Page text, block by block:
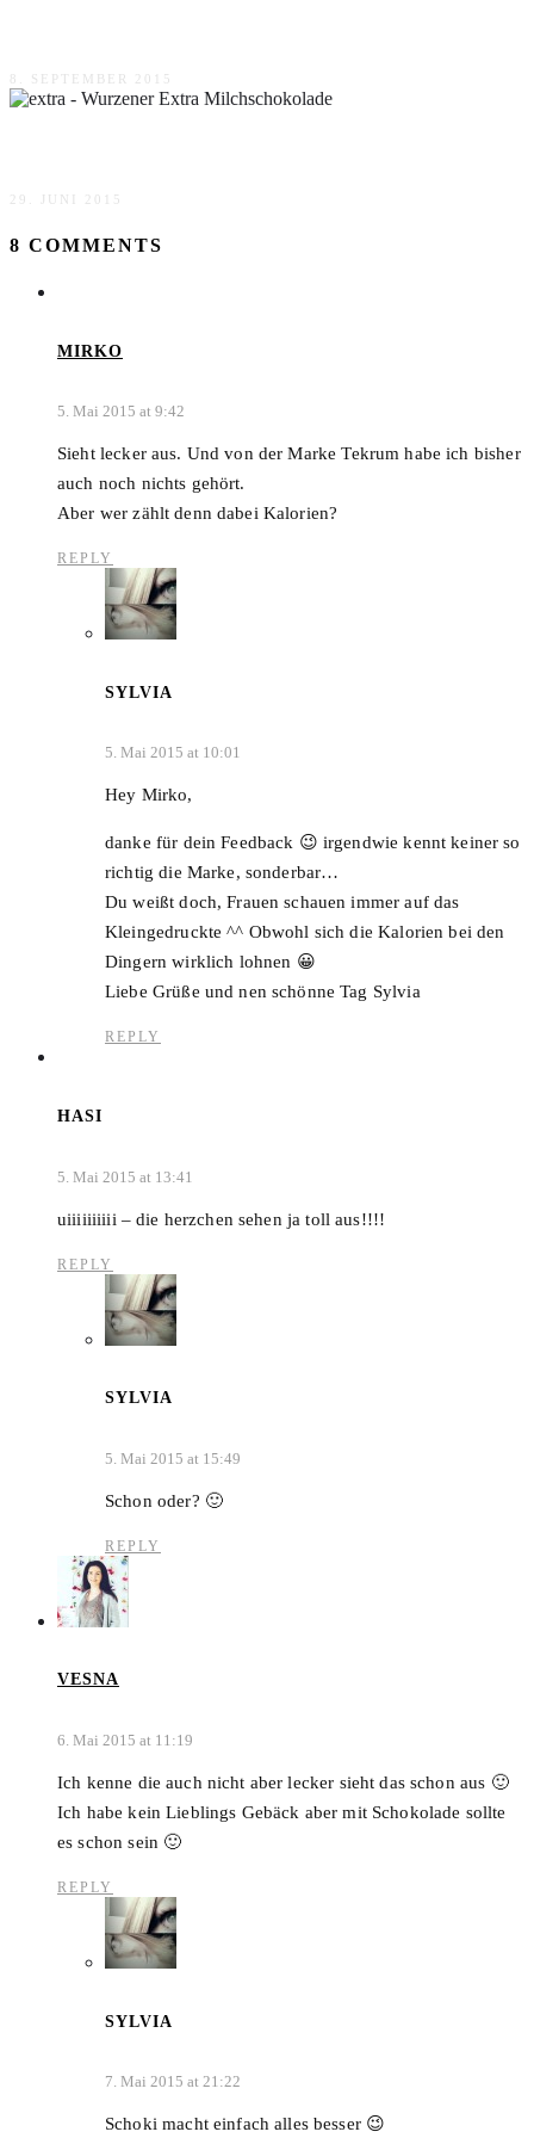
8. SEPTEMBER 2015
29. JUNI 2015
8 COMMENTS
MIRKO
5. Mai 2015 at 9:42
Sieht lecker aus. Und von der Marke Tekrum habe ich bisher
auch noch nichts gehört.
Aber wer zählt denn dabei Kalorien?
REPLY
SYLVIA
5. Mai 2015 at 10:01
Hey Mirko,
danke für dein Feedback 😉 irgendwie kennt keiner so
richtig die Marke, sonderbar…
Du weißt doch, Frauen schauen immer auf das
Kleingedruckte ^^ Obwohl sich die Kalorien bei den
Dingern wirklich lohnen 😀
Liebe Grüße und nen schönne Tag Sylvia
REPLY
HASI
5. Mai 2015 at 13:41
uiiiiiiiiii – die herzchen sehen ja toll aus!!!!
REPLY
SYLVIA
5. Mai 2015 at 15:49
Schon oder? 🙂
REPLY
VESNA
6. Mai 2015 at 11:19
Ich kenne die auch nicht aber lecker sieht das schon aus 🙂
Ich habe kein Lieblings Gebäck aber mit Schokolade sollte
es schon sein 🙂
REPLY
SYLVIA
7. Mai 2015 at 21:22
Schoki macht einfach alles besser 😉